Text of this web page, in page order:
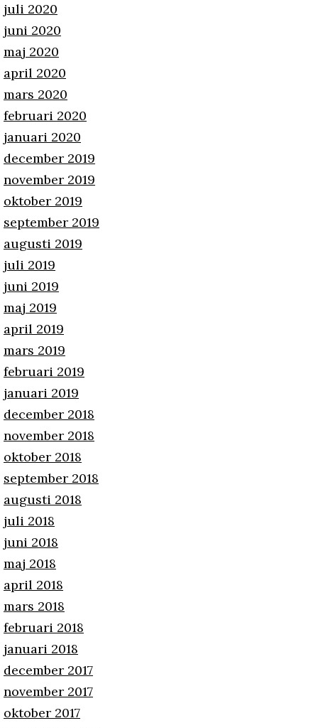
juli 2020
juni 2020
maj 2020
april 2020
mars 2020
februari 2020
januari 2020
december 2019
november 2019
oktober 2019
september 2019
augusti 2019
juli 2019
juni 2019
maj 2019
april 2019
mars 2019
februari 2019
januari 2019
december 2018
november 2018
oktober 2018
september 2018
augusti 2018
juli 2018
juni 2018
maj 2018
april 2018
mars 2018
februari 2018
januari 2018
december 2017
november 2017
oktober 2017